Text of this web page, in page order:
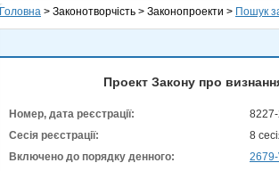
Головна > Законотворчість > Законопроекти > Пошук
Проект Закону про
Номер, дата реєстрації:
8227-
Сесія реєстрації:
8
Включено до порядку денного:
2679-